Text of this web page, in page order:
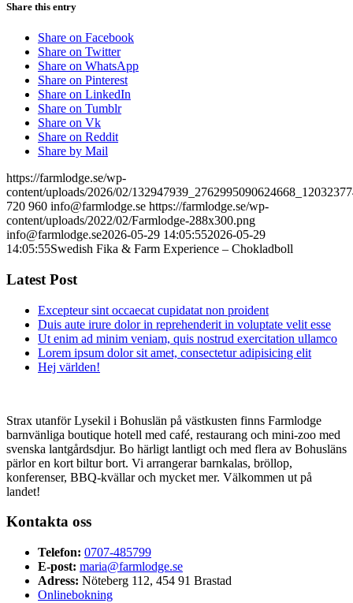
Share this entry
Share on Facebook
Share on Twitter
Share on WhatsApp
Share on Pinterest
Share on LinkedIn
Share on Tumblr
Share on Vk
Share on Reddit
Share by Mail
https://farmlodge.se/wp-
content/uploads/2026/02/
720 960 info@farmlodge.se https://farmlodge.se/wp-
content/uploads/2022/02/Farmlodge-288x300.png
info@farmlodge.se2026-05-29 14:05:552026-05-29
14:05:55Swedish Fika & Farm Experience – Chokladboll
Latest Post
Excepteur sint occaecat cupidatat non proident
Duis aute irure dolor in reprehenderit in voluptate velit esse
Ut enim ad minim veniam, quis nostrud exercitation ullamco
Lorem ipsum dolor sit amet, consectetur adipisicing elit
Hej världen!
Strax utanför Lysekil i Bohuslän på västkusten finns Farmlodge
barnvänliga boutique hotell med café, restaurang och mini-zoo med
svenska lantgårdsdjur. Bo härligt lantligt och med flera av Bohusläns
pärlor en kort biltur bort. Vi arrangerar barnkalas, bröllop,
konferenser, BBQ-kvällar och mycket mer. Välkommen ut på
landet!
Kontakta oss
Telefon: 0707-485799
E-post: maria@farmlodge.se
Adress: Nöteberg 112, 454 91 Brastad
Onlinebokning